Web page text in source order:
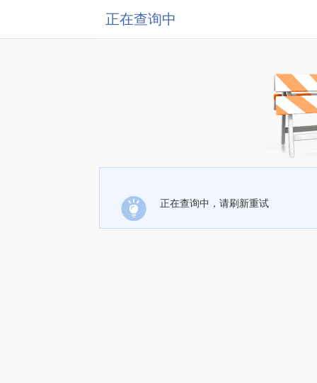
正在查询中
正在查询中，请刷新重试